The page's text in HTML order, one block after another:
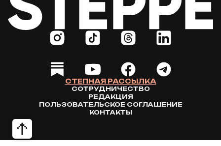
СТЕПНАЯ РАССЫЛКА
СОТРУДНИЧЕСТВО
РЕДАКЦИЯ
ПОЛЬЗОВАТЕЛЬСКОЕ СОГЛАШЕНИЕ
КОНТАКТЫ